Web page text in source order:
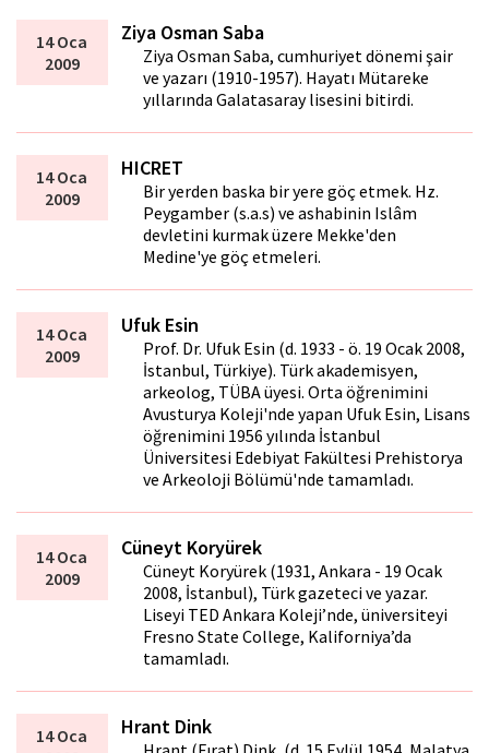
14 Oca
2009
Ziya Osman Saba
Ziya Osman Saba, cumhuriyet dönemi şair
ve yazarı (1910-1957). Hayatı Mütareke
yıllarında Galatasaray lisesini bitirdi.
14 Oca
2009
HICRET
Bir yerden baska bir yere göç etmek. Hz.
Peygamber (s.a.s) ve ashabinin Islâm
devletini kurmak üzere Mekke'den
Medine'ye göç etmeleri.
14 Oca
2009
Ufuk Esin
Prof. Dr. Ufuk Esin (d. 1933 - ö. 19 Ocak 2008,
İstanbul, Türkiye). Türk akademisyen,
arkeolog, TÜBA üyesi. Orta öğrenimini
Avusturya Koleji'nde yapan Ufuk Esin, Lisans
öğrenimini 1956 yılında İstanbul
Üniversitesi Edebiyat Fakültesi Prehistorya
ve Arkeoloji Bölümü'nde tamamladı.
14 Oca
2009
Cüneyt Koryürek
Cüneyt Koryürek (1931, Ankara - 19 Ocak
2008, İstanbul), Türk gazeteci ve yazar.
Liseyi TED Ankara Koleji’nde, üniversiteyi
Fresno State College, Kaliforniya’da
tamamladı.
14 Oca
Hrant Dink